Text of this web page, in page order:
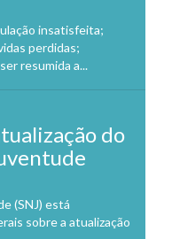
insatisfeita;
perdidas;
resumida a...
do
(SNJ) está
sobre a atualização